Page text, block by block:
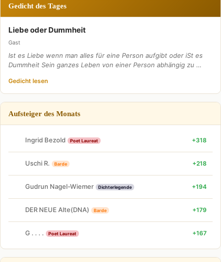
Gedicht des Tages
Liebe oder Dummheit
Gast
Ist es Liebe wenn man alles für eine Person aufgibt oder iSt es
Dummheit Sein ganzes Leben von einer Person abhängig zu …
Gedicht lesen
Aufsteiger des Monats
Ingrid Bezold Poet Laureat +318
Uschi R. Barde +218
Gudrun Nagel-Wiemer Dichterlegende +194
DER NEUE Alte(DNA) Barde +179
G . . . . Poet Laureat +167